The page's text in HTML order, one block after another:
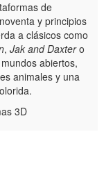
de
y principios
a clásicos como
,Jak and Daxtero
abiertos,
animales y una
3D